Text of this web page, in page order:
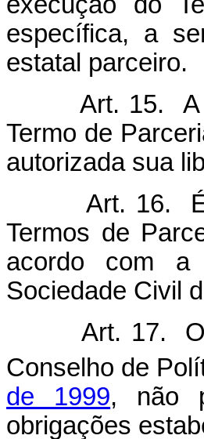
específica, a
estatal parceiro.
Art. 15. A
Termo de
autorizada sua
Art. 16.
Termos de
acordo com a
Sociedade Civil
Art. 17. O
Conselho de
de 1999, não
obrigações